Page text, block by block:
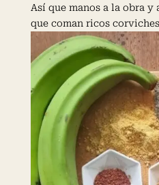
Así que manos a la obra y
que coman ricos